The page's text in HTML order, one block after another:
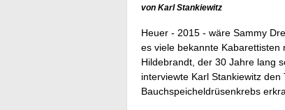
von Karl Stankiewitz
Heuer - 2015 - wäre Sammy
es viele bekannte Kabarettisten
Hildebrandt, der 30 Jahre lang
interviewte Karl Stankiewitz
Bauchspeicheldrüsenkrebs